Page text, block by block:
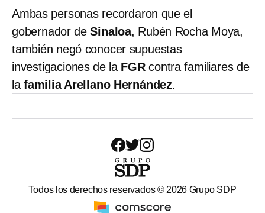
Ambas personas recordaron que el
gobernador deSinaloa, Rubén Rocha Moya,
también negó conocer supuestas
investigaciones de la FGRcontra familiares de
la familia Arellano Hernández.
Todos los derechos reservados © 2026 Grupo SDP